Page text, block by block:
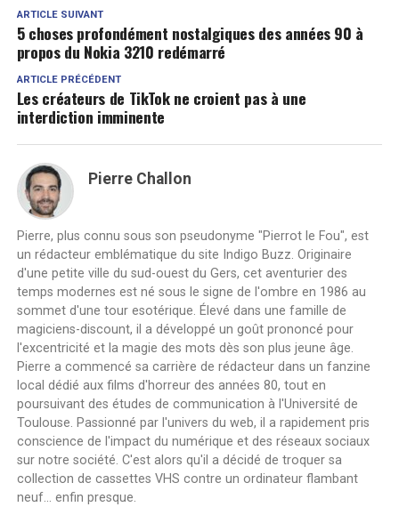
ARTICLE SUIVANT
5 choses profondément nostalgiques des années 90 à
propos du Nokia 3210 redémarré
ARTICLE PRÉCÉDENT
Les créateurs de TikTok ne croient pas à une
interdiction imminente
Pierre Challon
Pierre, plus connu sous son pseudonyme "Pierrot le Fou", est
un rédacteur emblématique du site Indigo Buzz. Originaire
d'une petite ville du sud-ouest du Gers, cet aventurier des
temps modernes est né sous le signe de l'ombre en 1986 au
sommet d'une tour esotérique. Élevé dans une famille de
magiciens-discount, il a développé un goût prononcé pour
l'excentricité et la magie des mots dès son plus jeune âge.
Pierre a commencé sa carrière de rédacteur dans un fanzine
local dédié aux films d'horreur des années 80, tout en
poursuivant des études de communication à l'Université de
Toulouse. Passionné par l'univers du web, il a rapidement pris
conscience de l'impact du numérique et des réseaux sociaux
sur notre société. C'est alors qu'il a décidé de troquer sa
collection de cassettes VHS contre un ordinateur flambant
neuf... enfin presque.